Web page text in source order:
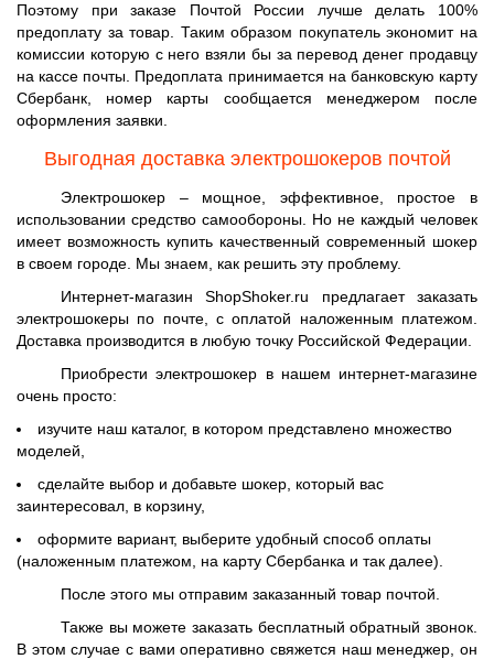
Поэтому при заказе Почтой России лучше делать 100%
предоплату за товар. Таким образом покупатель экономит на
комиссии которую с него взяли бы за перевод денег продавцу
на кассе почты. Предоплата принимается на банковскую карту
Сбербанк, номер карты сообщается менеджером после
оформления заявки.
Выгодная доставка электрошокеров почтой
Электрошокер – мощное, эффективное, простое в
использовании средство самообороны. Но не каждый человек
имеет возможность купить качественный современный шокер
в своем городе. Мы знаем, как решить эту проблему.
Интернет-магазин ShopShoker.ru предлагает заказать
электрошокеры по почте, с оплатой наложенным платежом.
Доставка производится в любую точку Российской Федерации.
Приобрести электрошокер в нашем интернет-магазине
очень просто:
изучите наш каталог, в котором представлено множество
моделей,
сделайте выбор и добавьте шокер, который вас
заинтересовал, в корзину,
оформите вариант, выберите удобный способ оплаты
(наложенным платежом, на карту Сбербанка и так далее).
После этого мы отправим заказанный товар почтой.
Также вы можете заказать бесплатный обратный звонок.
В этом случае с вами оперативно свяжется наш менеджер, он